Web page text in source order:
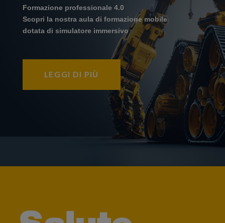
Formazione professionale 4.0
Scopri la nostra aula di formazione mobile
dotata di simulatore immersivo
LEGGI DI PIÙ